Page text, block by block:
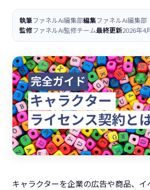
執筆ファネルAi編集部編集ファネルAi編集部
監修ファネルAi監修チーム最終更新2026年4
キャラクターを企業の広告や商品、